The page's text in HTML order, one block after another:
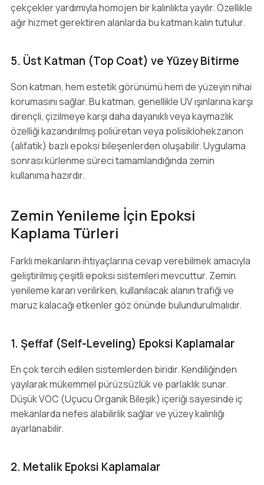
çekçekler yardımıyla homojen bir kalınlıkta yayılır. Özellikle
ağır hizmet gerektiren alanlarda bu katman kalın tutulur.
5. Üst Katman (Top Coat) ve Yüzey Bitirme
Son katman, hem estetik görünümü hem de yüzeyin nihai
korumasını sağlar. Bu katman, genellikle UV ışınlarına karşı
dirençli, çizilmeye karşı daha dayanıklı veya kaymazlık
özelliği kazandırılmış poliüretan veya polisiklohekzanon
(alifatik) bazlı epoksi bileşenlerden oluşabilir. Uygulama
sonrası kürlenme süreci tamamlandığında zemin
kullanıma hazırdır.
Zemin Yenileme İçin Epoksi
Kaplama Türleri
Farklı mekanların ihtiyaçlarına cevap verebilmek amacıyla
geliştirilmiş çeşitli epoksi sistemleri mevcuttur. Zemin
yenileme kararı verilirken, kullanılacak alanın trafiği ve
maruz kalacağı etkenler göz önünde bulundurulmalıdır.
1. Şeffaf (Self-Leveling) Epoksi Kaplamalar
En çok tercih edilen sistemlerden biridir. Kendiliğinden
yayılarak mükemmel pürüzsüzlük ve parlaklık sunar.
Düşük VOC (Uçucu Organik Bileşik) içeriği sayesinde iç
mekanlarda nefes alabilirlik sağlar ve yüzey kalınlığı
ayarlanabilir.
2. Metalik Epoksi Kaplamalar